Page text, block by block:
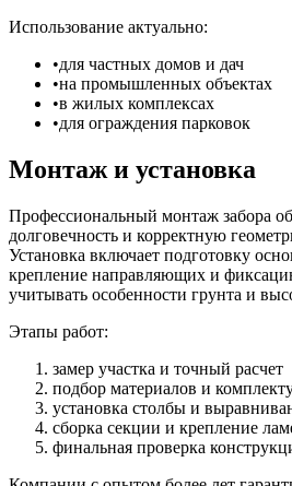
Использование актуально:
для частных домов и дач
на промышленных объектах
в жилых комплексах
для ограждения парковок
Монтаж и установка
Профессиональный монтаж забора
долговечность и корректную
Установка включает подготовку
крепление направляющих и
учитывать особенности грунта и
Этапы работ:
замер участка и точный расчет
подбор материалов и
установка столбы и
сборка секции и крепление
финальная проверка